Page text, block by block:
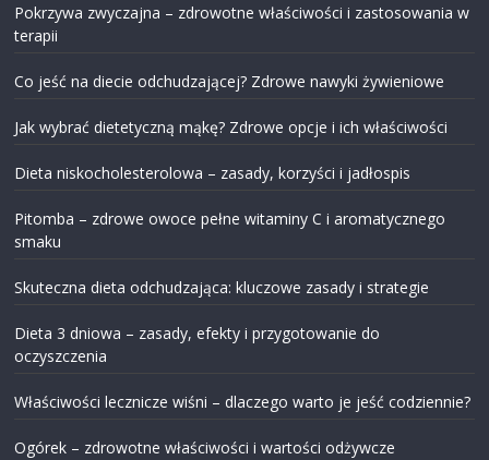
Pokrzywa zwyczajna – zdrowotne właściwości i zastosowania w
terapii
Co jeść na diecie odchudzającej? Zdrowe nawyki żywieniowe
Jak wybrać dietetyczną mąkę? Zdrowe opcje i ich właściwości
Dieta niskocholesterolowa – zasady, korzyści i jadłospis
Pitomba – zdrowe owoce pełne witaminy C i aromatycznego
smaku
Skuteczna dieta odchudzająca: kluczowe zasady i strategie
Dieta 3 dniowa – zasady, efekty i przygotowanie do
oczyszczenia
Właściwości lecznicze wiśni – dlaczego warto je jeść codziennie?
Ogórek – zdrowotne właściwości i wartości odżywcze